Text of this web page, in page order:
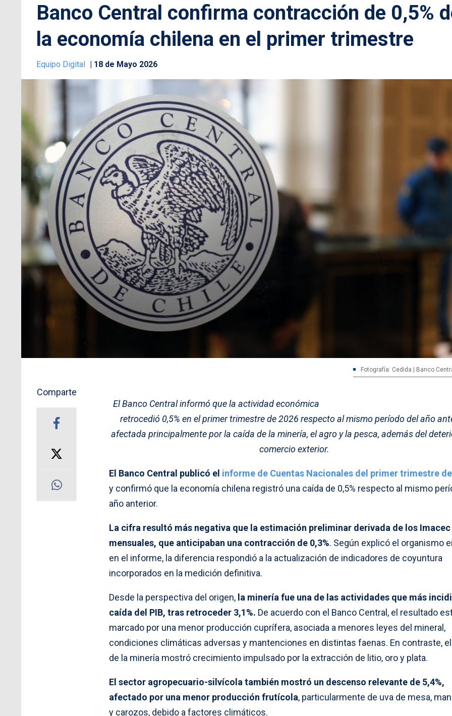
Banco Central confirma contracción de 0,5%
la economía chilena en el primer trimestre
Equipo Digital 18 de Mayo 2026
Fotografía: Cedida | Banco
Comparte
El Banco Central informó que la actividad económica
retrocedió 0,5% en el primer trimestre de 2026 respecto al mismo período del año
afectada principalmente por la caída de la minería, el agro y la pesca, además del
comercio exterior.
El Banco Central publicó el informe de Cuentas Nacionales del primer trimestre
y confirmó que la economía chilena registró una caída de 0,5% respecto al mismo
año anterior.
La cifra resultó más negativa que la estimación preliminar derivada de los Imacec
mensuales, que anticipaban una contracción de 0,3%. Según explicó el organismo
en el informe, la diferencia respondió a la actualización de indicadores de coyuntura
incorporados en la medición definitiva.
Desde la perspectiva del origen, la minería fue una de las actividades que más
caída del PIB, tras retroceder 3,1%. De acuerdo con el Banco Central, el resultado
marcado por una menor producción cuprífera, asociada a menores leyes del mineral,
condiciones climáticas adversas y mantenciones en distintas faenas. En contraste,
de la minería mostró crecimiento impulsado por la extracción de litio, oro y plata.
El sector agropecuario-silvícola también mostró un descenso relevante de 5,4%,
afectado por una menor producción frutícola, particularmente de uva de mesa,
y carozos, debido a factores climáticos.